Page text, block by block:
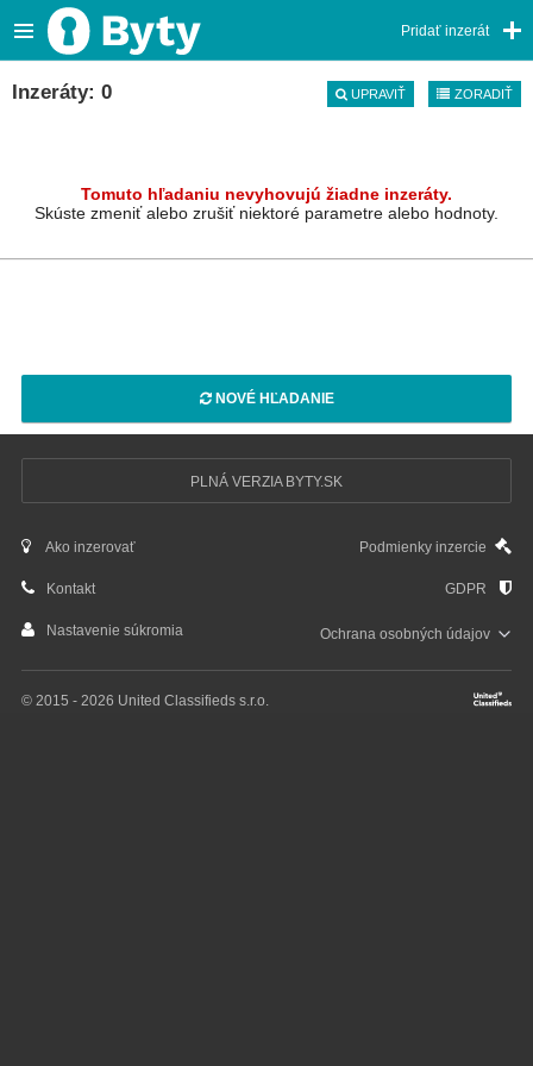
Pridať inzerát
Inzeráty: 0 UPRAVIŤ ZORADIŤ
Tomuto hľadaniu nevyhovujú žiadne inzeráty.
Skúste zmeniť alebo zrušiť niektoré parametre alebo hodnoty.
NOVÉ HĽADANIE
PLNÁ VERZIA BYTY.SK
Ako inzerovať Podmienky inzercie
Kontakt GDPR
Nastavenie súkromia Ochrana osobnýchúdajov
© 2015 - 2026 United Classifieds s.r.o.